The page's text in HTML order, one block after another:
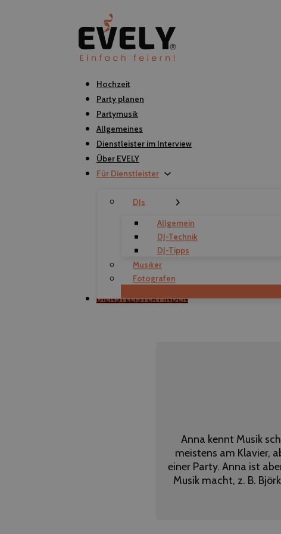
Hochzeit
Party planen
Partymusik
Allgemeines
Dienstleister im Interview
Über EVELY
Für Dienstleister
DJs
Allgemein
DJ-Technik
DJ-Tipps
Musiker
Fotografen
DIENSTLEISTER FINDEN
Anna kennt Musik
meistens am Klavier,
einer Party. Anna ist
Musik macht, z. B.